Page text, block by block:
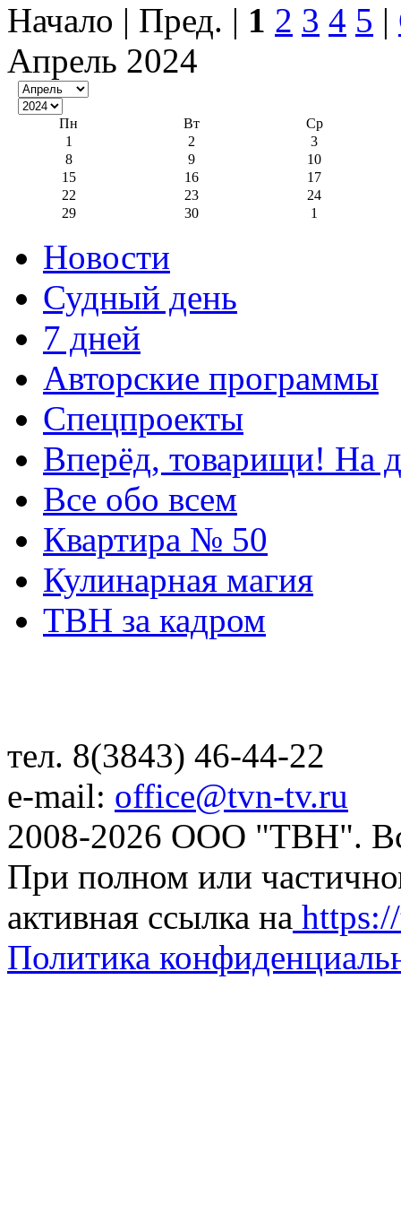
Начало | Пред. | 1 2 3 4 5 |
Апрель 2024
Пн Вт
Ср
1
2
3
8
9
10
15
16
17
22
23
24
29
30 1
Новости
Судный день
7 дней
Авторские программы
Спецпроекты
Вперёд, товарищи! На
Все обо всем
Квартира № 50
Кулинарная магия
ТВН за кадром
тел. 8(3843) 46-44-22
e-mail: office@tvn-tv.ru
2008-2026 ООО "ТВН".
При полном или
активная ссылка на
Политика